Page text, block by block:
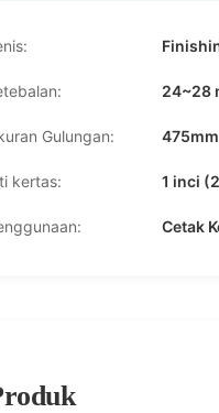
24~28
Gulungan:
kertas: 1 inci
Cetak